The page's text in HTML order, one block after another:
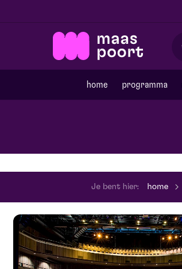
home programma
Je bent hier: home